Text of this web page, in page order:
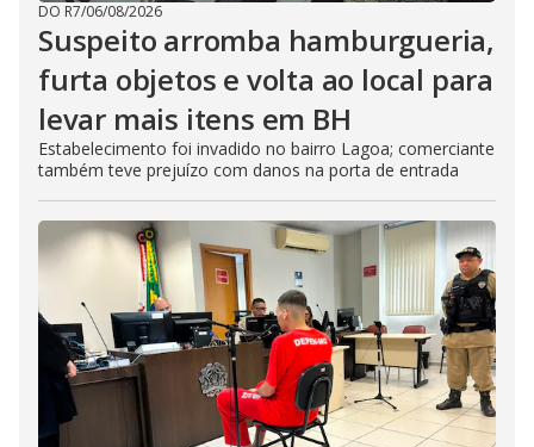
DO R7/06/08/2026
Suspeito arromba hamburgueria,
furta objetos e volta ao local para
levar mais itens em BH
Estabelecimento foi invadido no bairro Lagoa; comerciante
também teve prejuízo com danos na porta de entrada